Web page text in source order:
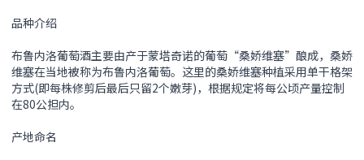
品种介绍
布鲁内洛葡萄酒主要由产于蒙塔奇诺的葡萄“桑娇维塞”酿成，桑娇
维塞在当地被称为布鲁内洛葡萄。这里的桑娇维塞种植采用单干格架
方式(即每株修剪后最后只留2个嫩芽)，根据规定将每公顷产量控制
在80公担内。
产地命名